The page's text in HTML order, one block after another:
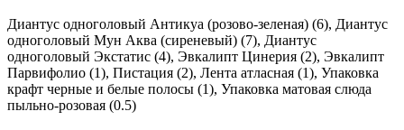
Диантус одноголовый Антикуа (розово-зеленая) (6), Диантус
одноголовый Мун Аква (сиреневый) (7), Диантус
одноголовый Экстатис (4), Эвкалипт Цинерия (2), Эвкалипт
Парвифолио (1), Пистация (2), Лента атласная (1), Упаковка
крафт черные и белые полосы (1), Упаковка матовая слюда
пыльно-розовая (0.5)